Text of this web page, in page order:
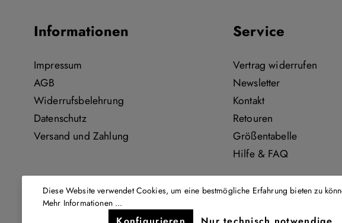
Informationen
Impressum
AGB
Widerrufsbelehrung
Datenschutz
Versand und Zahlung
Service
Vertrag widerrufen
Newsletter
Kontakt
Retouren
Größentabelle
Hilfe & FAQ
Diese Website verwendet Cookies, um eine bestmögliche Erfahrung bieten zu
Mehr Informationen ...